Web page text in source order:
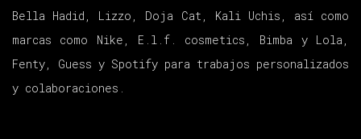
Bella Hadid, Lizzo, Doja Cat, Kali Uchis, así como
marcas como Nike, E.l.f. cosmetics, Bimba y Lola,
Fenty, Guess y Spotify para trabajos personalizados
y colaboraciones.